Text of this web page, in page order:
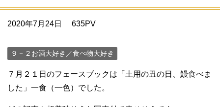
2020年7月24日 635PV
９－２お酒大好き／食べ物大好き
７月２１日のフェースブックは「土用の丑の日、鰻食べま
した」一食（一色）でした。